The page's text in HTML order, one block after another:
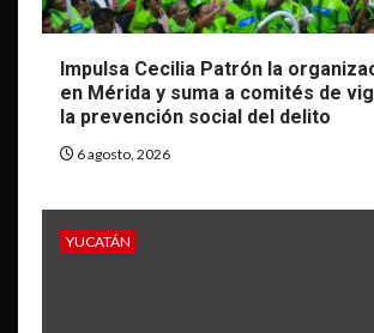
Impulsa Cecilia Patrón la
en Mérida y suma a comités de
la prevención social del delito
6 agosto, 2026
YUCATÁN